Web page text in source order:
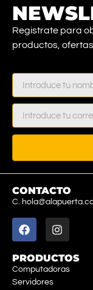
Registrate para
productos,
CONTACTO
C.
PRODUCTOS
Computadoras
Servidores